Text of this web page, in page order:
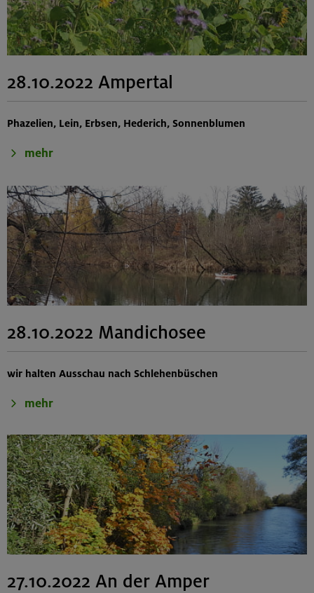
28.10.2022 Ampertal
Phazelien, Lein, Erbsen, Hederich, Sonnenblumen
mehr
28.10.2022 Mandichosee
wir halten Ausschau nach Schlehenbüschen
mehr
27.10.2022 An der Amper